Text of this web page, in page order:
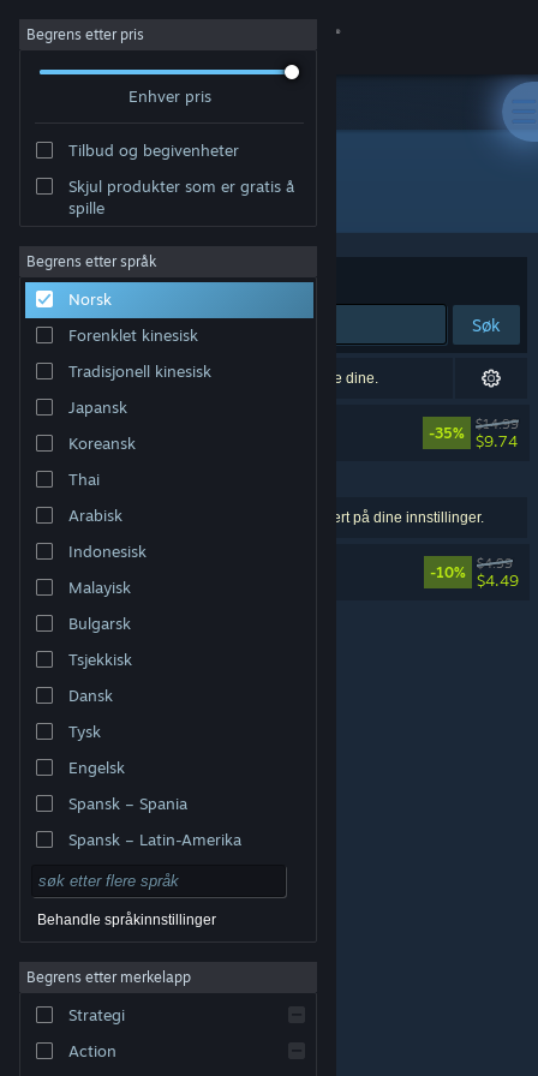
Logg inn
Om
Kundestøtte
Bytt språk
Skaff deg Steam-appen på mobil
Vis skrivebordsversjon
© Valve Corporation. Alle rettigheter reservert. Alle
Retningslinjer for personvern
Tilgjengelighet
|Steams abonnementsavtale
Refusjoner
Begrens etter pris
Enhver pris
Tilbud og begivenheter
Skjul produkter som er gratis å
spille
Begrens etter språk
Norsk
Forenklet kinesisk
Tradisjonell kinesisk
Japansk
Koreansk
Thai
Arabisk
Indonesisk
Malayisk
Bulgarsk
Tsjekkisk
Dansk
Tysk
Engelsk
Spansk – Spania
Spansk – Latin-Amerika
Behandle språkinnstillinger
Begrens etter merkelapp
Strategi
Action
"SANABI"
Sorter etter Relevans
Søk
1 nøyaktig treff, sensurert basert på innstillingene dine.
-35%
$14.99
$9.74
1 treff på søket. 4 produkter er blitt utelukket basert på dine innstillinger.
-10%
$4.99
$4.49